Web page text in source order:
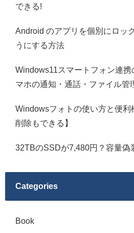
できる!
Android のアプリを個別にロッ
うにする方法
Windows11スマートフォン連
マホの通知・通話・ファイル管
Windowsフォトの使い方と便
削除もできる】
32TBのSSDが7,480円？容量偽
Categories
Book